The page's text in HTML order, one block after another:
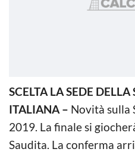
SCELTA LA SEDE
ITALIANA – Novità sulla
2019. La finale si
Saudita. La conferma